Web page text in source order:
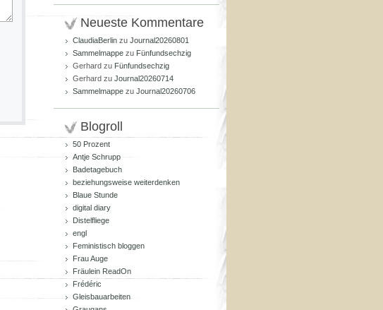
Neueste Kommentare
ClaudiaBerlin zu Journal20260801
Sammelmappe zu Fünfundsechzig
Gerhard zu Fünfundsechzig
Gerhard zu Journal20260714
Sammelmappe zu Journal20260706
Blogroll
50 Prozent
Antje Schrupp
Badetagebuch
beziehungsweise weiterdenken
Blaue Stunde
digital diary
Distelfliege
engl
Feministisch bloggen
Frau Auge
Fräulein ReadOn
Frédéric
Gleisbauarbeiten